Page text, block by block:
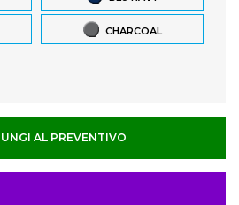
CHARCOAL
AL PREVENTIVO